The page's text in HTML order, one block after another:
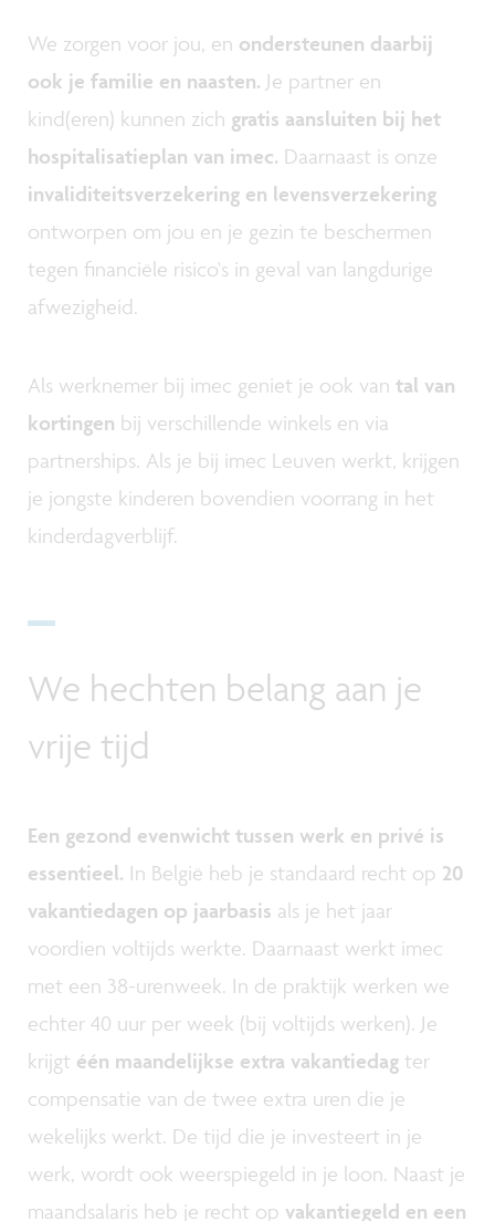
We zorgen voor jou, en ondersteunen daarbij
ook je familie en naasten. Je partner en
kind(eren) kunnen zich gratis aansluiten bij het
hospitalisatieplan van imec. Daarnaast is onze
invaliditeitsverzekering en levensverzekering
ontworpen om jou en je gezin te beschermen
tegen financiële risico's in geval van langdurige
afwezigheid.
Als werknemer bij imec geniet je ook van tal van
kortingen bij verschillende winkels en via
partnerships. Als je bij imec Leuven werkt, krijgen
je jongste kinderen bovendien voorrang in het
kinderdagverblijf.
We hechten belang aan je
vrije tijd
Een gezond evenwicht tussen werk en privé is
essentieel. In België heb je standaard recht op 20
vakantiedagen op jaarbasis als je het jaar
voordien voltijds werkte. Daarnaast werkt imec
met een 38-urenweek. In de praktijk werken we
echter 40 uur per week (bij voltijds werken). Je
krijgt één maandelijkse extra vakantiedag ter
compensatie van de twee extra uren die je
wekelijks werkt. De tijd die je investeert in je
werk, wordt ook weerspiegeld in je loon. Naast je
maandsalaris heb je recht op vakantiegeld en een